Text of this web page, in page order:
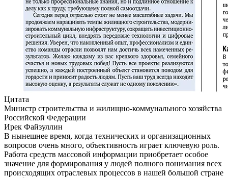
Цитата
Министр строительства и жилищно-коммунального хозяйства
Российской Федерации
Ирек Файзуллин
В нынешнее время, когда технических и организационных
вопросов очень много, объективность играет ключевую роль.
Работа средств массовой информации приобретает особое
значение для формирования у людей полного понимания всех
происходящих отраслевых процессов в нашей большой стране